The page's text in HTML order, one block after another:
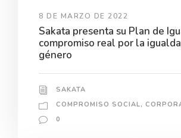
8 DE MARZO DE 2022
Sakata presenta su Plan de
compromiso real por la
género
SAKATA
COMPROMISO SOCIAL,
0